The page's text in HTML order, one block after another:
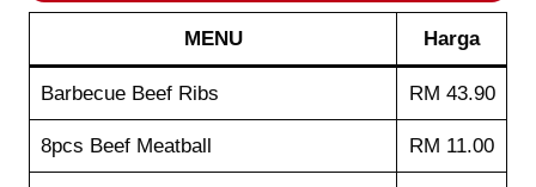
MENU Harga
Barbecue Beef Ribs RM 43.90
8pcs Beef Meatball RM 11.00